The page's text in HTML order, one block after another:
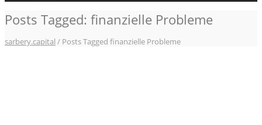
Posts Tagged: finanzielle Probleme
sarbery.capital / Posts Tagged finanzielle Probleme